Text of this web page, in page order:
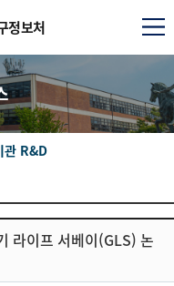
정보처
관 R&D
라이프 서베이(GLS) 논